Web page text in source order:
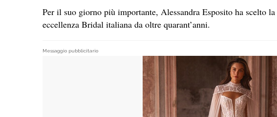
Per il suo giorno più importante, Alessandra Esposito ha scelto la
eccellenza Bridal italiana da oltre quarant’anni.
Messaggio pubblicitario